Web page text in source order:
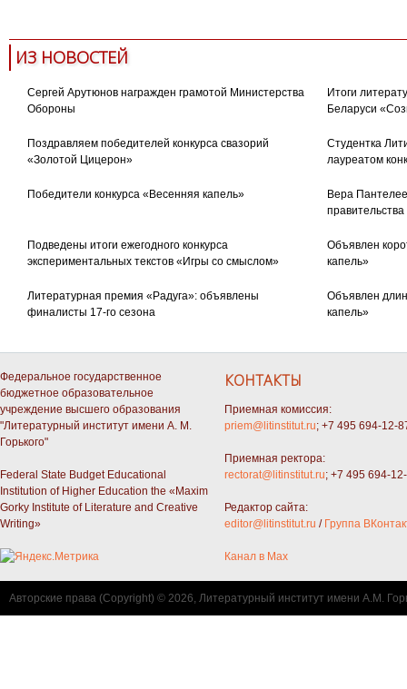
ИЗ НОВОСТЕЙ
Сергей Арутюнов награжден грамотой Министерства
Обороны
Итоги
Беларуси
Поздравляем победителей конкурса свазорий
«Золотой Цицерон»
Студентка
лауреатом
Победители конкурса «Весенняя капель»
Вера
Подведены итоги ежегодного конкурса
экспериментальных текстов «Игры со смыслом»
Объявлен
капель»
Литературная премия «Радуга»: объявлены
финалисты 17-го сезона
Объявлен
капель»
Федеральное государственное
бюджетное образовательное
учреждение высшего образования
"Литературный институт имени А. М.
Горького"
Federal State Budget Educational
Institution of Higher Education the «Maxim
Gorky Institute of Literature and Creative
Writing»
КОНТАКТЫ
Приемная комиссия:
priem@litinstitut.ru; +7 495 694-12-
Приемная ректора:
rectorat@litinstitut.ru; +7 495 694-
Редактор сайта:
editor@litinstitut.ru / Группа
Канал в Max
Авторские права (Copyright) © 2026, Литературный институт имени А.М.